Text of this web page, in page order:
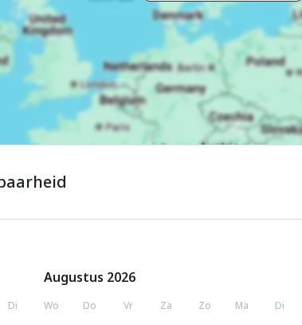
Augustus 2026
Di Wo Do Vr Za Zo Ma Di